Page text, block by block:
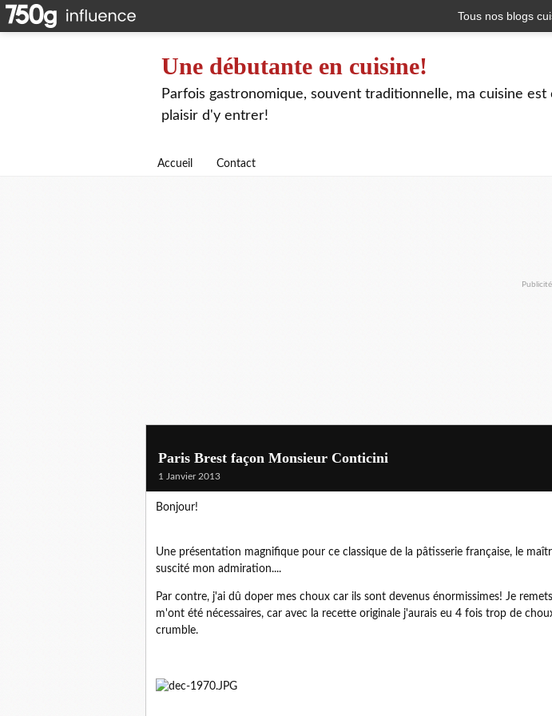
Tous nos blogs
Une débutante en cuisine!
Parfois gastronomique, souvent traditionnelle, ma cuisine
plaisir d'y entrer!
Accueil Contact
Publicité
Paris Brest façon Monsieur Conticini
1 Janvier 2013
Bonjour!
Une présentation magnifique pour ce classique de la pâtisserie française, le
suscité mon admiration....
Par contre, j'ai dû doper mes choux car ils sont devenus énormissimes! Je
m'ont été nécessaires, car avec la recette originale j'aurais eu 4 fois trop de
crumble.